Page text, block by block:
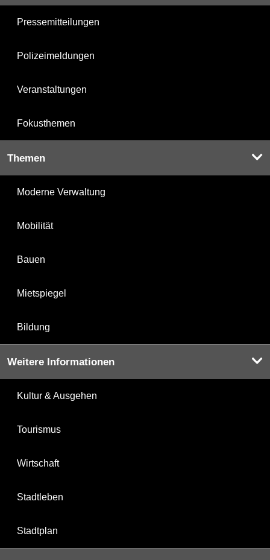
Pressemitteilungen
Polizeimeldungen
Veranstaltungen
Fokusthemen
Themen
Moderne Verwaltung
Mobilität
Bauen
Mietspiegel
Bildung
Weitere Informationen
Kultur & Ausgehen
Tourismus
Wirtschaft
Stadtleben
Stadtplan